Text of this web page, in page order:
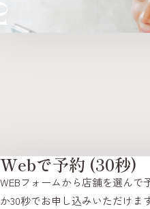
Webで予約 (30秒)
WEBフォームから店舗を選ん
か30秒でお申し込みいただけます